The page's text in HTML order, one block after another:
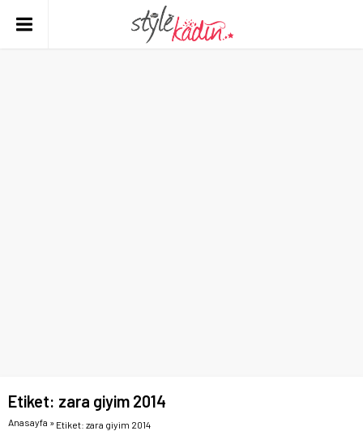
Etiket: zara giyim 2014
Anasayfa » Etiket: zara giyim 2014